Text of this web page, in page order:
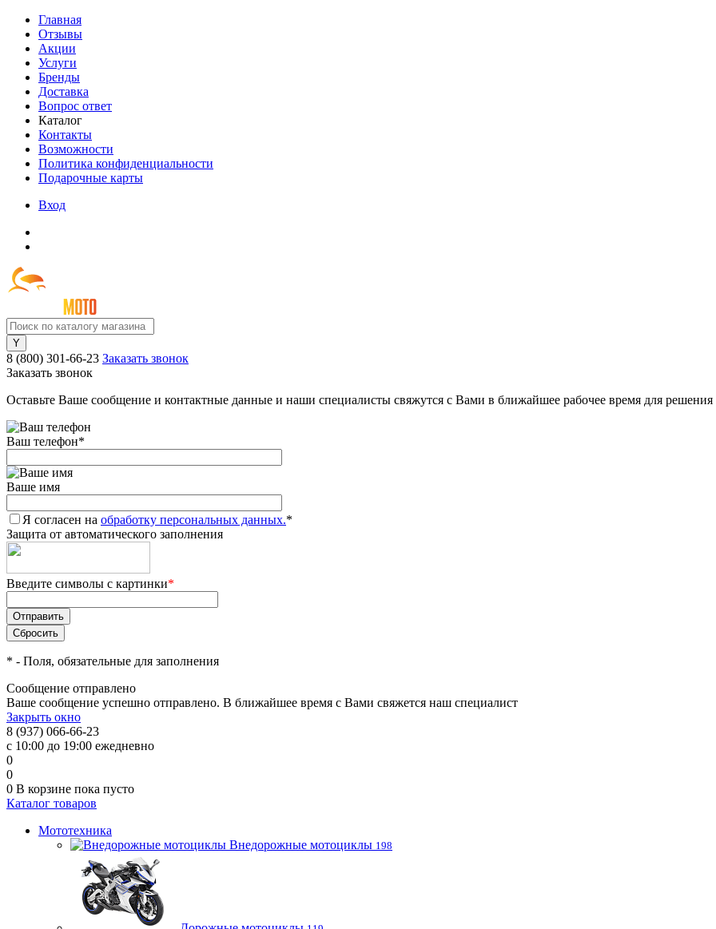
Главная
Отзывы
Акции
Услуги
Бренды
Доставка
Вопрос ответ
Каталог
Контакты
Возможности
Политика конфиденциальности
Подарочные карты
Вход
8 (800) 301-66-23 Заказать звонок
Заказать звонок
Оставьте Ваше сообщение и контактные данные и наши специалисты свяжутся с Вами в ближайшее рабочее время для
Ваш телефон*
Ваше имя
Я согласен на обработку персональных данных.*
Защита от автоматического заполнения
Введите символы с картинки*
* - Поля, обязательные для заполнения
Сообщение отправлено
Ваше сообщение успешно отправлено. В ближайшее время с Вами свяжется наш специалист
Закрыть окно
8 (937) 066-66-23
с 10:00 до 19:00 ежедневно
0
0
0 В корзине пока пусто
Каталог товаров
Мототехника
Внедорожные мотоциклы 198